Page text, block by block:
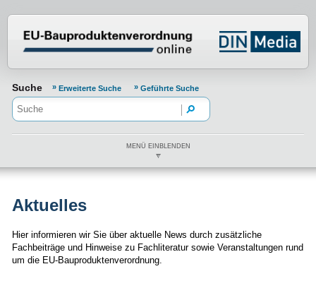
Suche Erweiterte Suche Geführte Suche
MENÜ EINBLENDEN
Aktuelles
Hier informieren wir Sie über aktuelle News durch zusätzliche
Fachbeiträge und Hinweise zu Fachliteratur sowie Veranstaltungen rund
um die EU-Bauproduktenverordnung.